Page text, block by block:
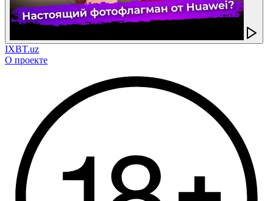
IXBT.uz
О проекте